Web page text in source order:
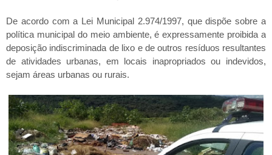
De acordo com a Lei Municipal 2.974/1997, que dispõe sobre a
política municipal do meio ambiente, é expressamente proibida a
deposição indiscriminada de lixo e de outros resíduos resultantes
de atividades urbanas, em locais inapropriados ou indevidos,
sejam áreas urbanas ou rurais.